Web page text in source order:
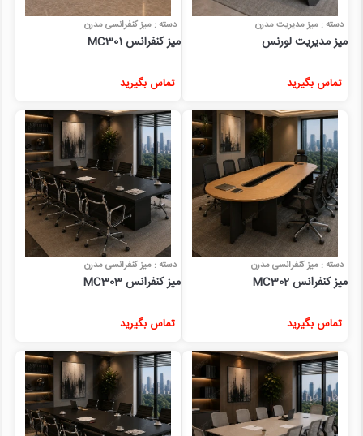
دسته : میز مدیریت مدرن
میز مدیریت لورنس
تماس بگیرید
دسته : میز کنفرانسی مدرن
میز کنفرانس MC301
تماس بگیرید
دسته : میز کنفرانسی مدرن
میز کنفرانس MC302
تماس بگیرید
دسته : میز کنفرانسی مدرن
میز کنفرانس MC303
تماس بگیرید